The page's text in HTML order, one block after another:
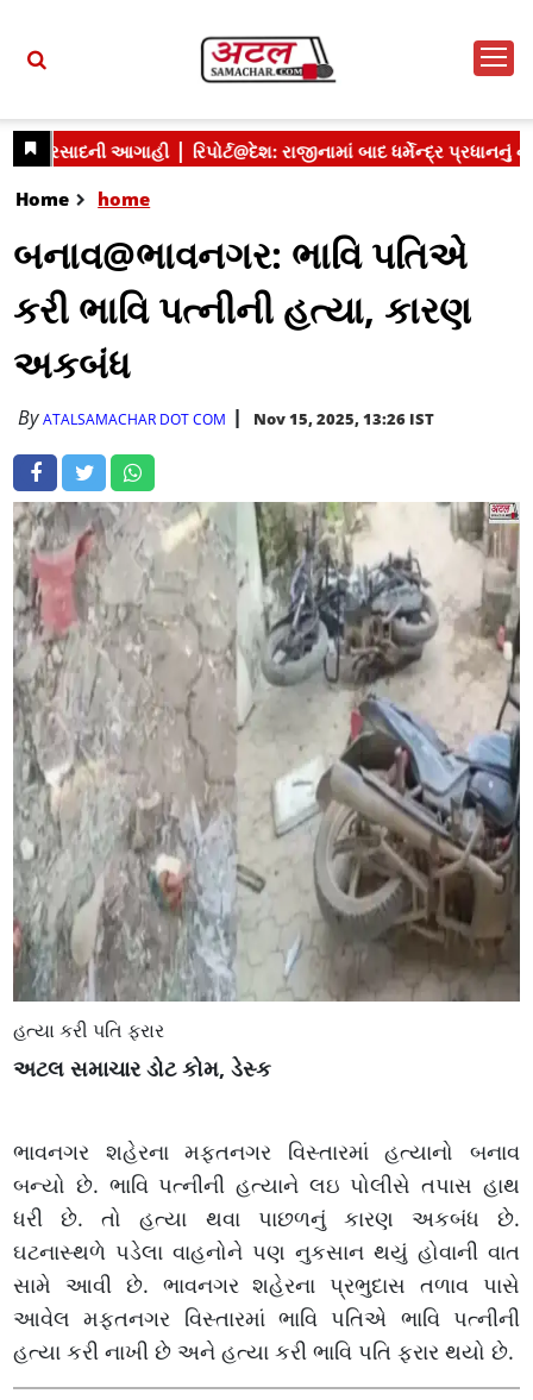
Home home
બનાવ@ભાવનગર: ભાવિ પતિએ
કરી ભાવિ પત્નીની હત્યા, કારણ
અકબંધ
ByATALSAMACHAR DOT COM Nov 15, 2025, 13:26 IST
હત્યા કરી પતિ ફરાર
અટલ સમાચાર ડોટ કોમ, ડેસ્ક
ભાવનગર શહેરના મફ્તનગર વિસ્તારમાં હત્યાનો બનાવ
બન્યો છે. ભાવિ પત્નીની હત્યાને લઇ પોલીસે તપાસ હાથ
ધરી છે. તો હત્યા થવા પાછળનું કારણ અકબંધ છે.
ઘટનાસ્થળે પડેલા વાહનોને પણ નુકસાન થયું હોવાની વાત
સામે આવી છે. ભાવનગર શહેરના પ્રભુદાસ તળાવ પાસે
આવેલ મફતનગર વિસ્તારમાં ભાવિ પતિએ ભાવિ પત્નીની
હત્યા કરી નાખી છે અને હત્યા કરી ભાવિ પતિ ફરાર થયો છે.